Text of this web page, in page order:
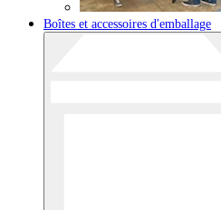
Boîtes et accessoires d'emballage